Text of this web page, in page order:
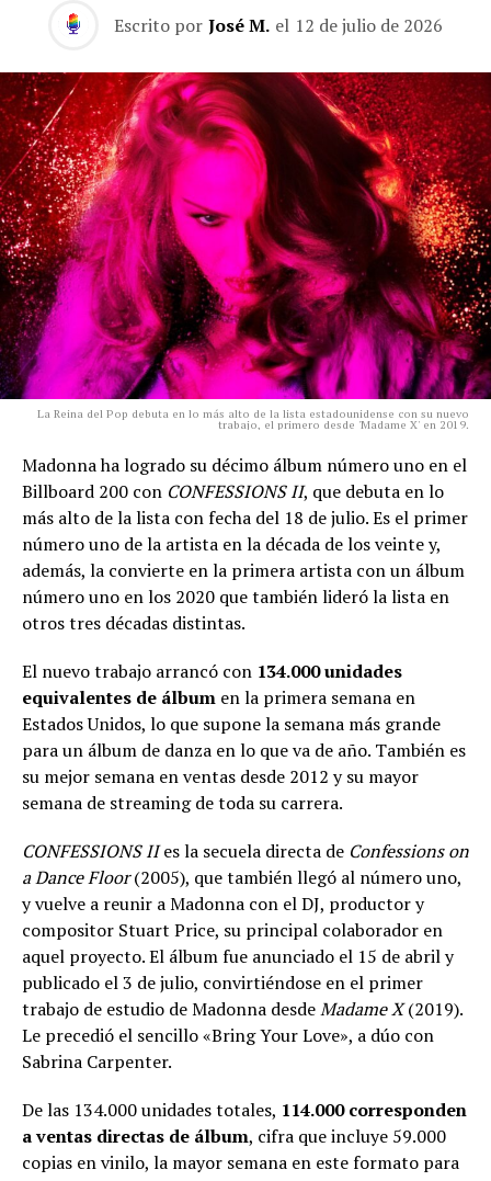
Escrito por José M. el 12 de julio de 2026
La Reina del Pop debuta en lo más alto de la lista estadounidense con su nuevo
trabajo, el primero desde 'Madame X' en 2019.
Madonna ha logrado su décimo álbum número uno en el
Billboard 200 con CONFESSIONS II, que debuta en lo
más alto de la lista con fecha del 18 de julio. Es el primer
número uno de la artista en la década de los veinte y,
además, la convierte en la primera artista con un álbum
número uno en los 2020 que también lideró la lista en
otros tres décadas distintas.
El nuevo trabajo arrancó con 134.000 unidades
equivalentes de álbum en la primera semana en
Estados Unidos, lo que supone la semana más grande
para un álbum de danza en lo que va de año. También es
su mejor semana en ventas desde 2012 y su mayor
semana de streaming de toda su carrera.
CONFESSIONS IIes la secuela directa de Confessions on
a Dance Floor(2005), que también llegó al número uno,
y vuelve a reunir a Madonna con el DJ, productor y
compositor Stuart Price, su principal colaborador en
aquel proyecto. El álbum fue anunciado el 15 de abril y
publicado el 3 de julio, convirtiéndose en el primer
trabajo de estudio de Madonna desdeMadame X(2019).
Le precedió el sencillo «Bring Your Love», a dúo con
Sabrina Carpenter.
De las 134.000 unidades totales, 114.000 corresponden
a ventas directas de álbum, cifra que incluye 59.000
copias en vinilo, la mayor semana en este formato para